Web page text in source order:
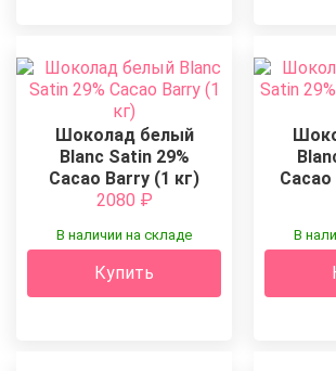
Шоколад белый
Blanc Satin 29%
Cacao Barry (1 кг)
2080 ₽
В наличии на складе
Купить
Cacao
В